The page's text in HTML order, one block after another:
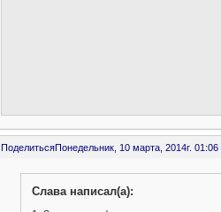
ПоделитьсяПонедельник, 10 марта, 2014г. 01:06
Слава написал(а):